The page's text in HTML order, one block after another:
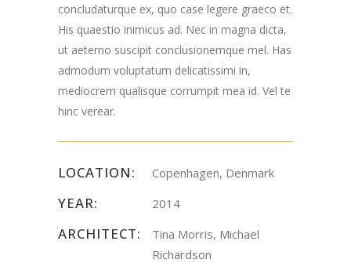
concludaturque ex, quo case legere graeco et.
His quaestio inimicus ad. Nec in magna dicta,
ut aeterno suscipit conclusionemque mel. Has
admodum voluptatum delicatissimi in,
mediocrem qualisque corrumpit mea id. Vel te
hinc verear.
LOCATION: Copenhagen, Denmark
YEAR: 2014
ARCHITECT:
Tina Morris, Michael
Richardson